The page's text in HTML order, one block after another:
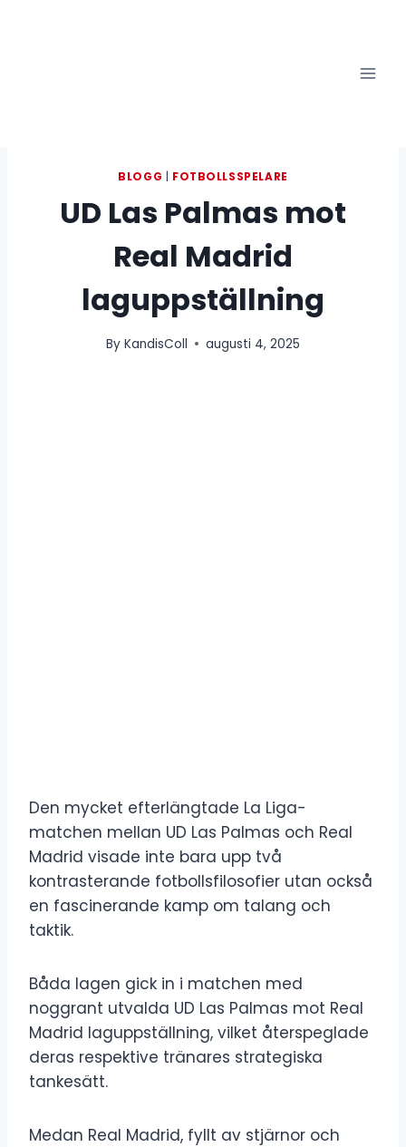
BLOGG FOTBOLLSSPELARE
UD Las Palmas mot
Real Madrid
laguppställning
By KandisColl augusti 4, 2025
Den mycket efterlängtade La Liga-
matchen mellan UD Las Palmas och Real
Madrid visade inte bara upp två
kontrasterande fotbollsfilosofier utan också
en fascinerande kamp om talang och
taktik.
Båda lagen gick in i matchen med
noggrant utvalda UD Las Palmas mot Real
Madrid laguppställning, vilket återspeglade
deras respektive tränares strategiska
tankesätt.
Medan Real Madrid, fyllt av stjärnor och